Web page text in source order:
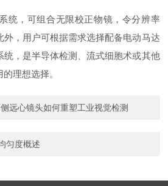
统，可组合无限校正物镜，令分辨率
外，用户可根据需求选择配备电动马达
统，是半导体检测、流式细胞术或其他
理想选择。
远心镜头如何重塑工业视觉检测
匀度概述